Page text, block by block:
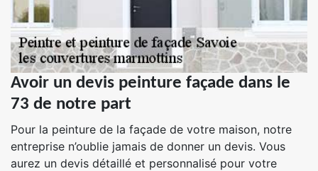
Avoir un devis peinture façade dans le
73 de notre part
Pour la peinture de la façade de votre maison, notre
entreprise n’oublie jamais de donner un devis. Vous
aurez un devis détaillé et personnalisé pour votre